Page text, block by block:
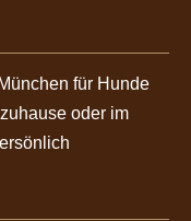
für Hunde
oder im